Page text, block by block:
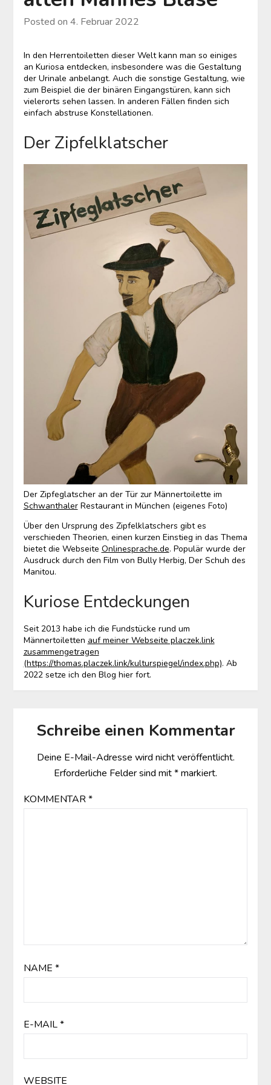
Posted on 4. Februar 2022
In den Herrentoiletten dieser Welt kann man so einiges
an Kuriosa entdecken, insbesondere was die Gestaltung
der Urinale anbelangt. Auch die sonstige Gestaltung, wie
zum Beispiel die der binären Eingangstüren, kann sich
vielerorts sehen lassen. In anderen Fällen finden sich
einfach abstruse Konstellationen.
Der Zipfelklatscher
Der Zipfeglatscher an der Tür zur Männertoilette im
SchwanthalerRestaurant in München (eigenes Foto)
Über den Ursprung des Zipfelklatschers gibt es
verschieden Theorien, einen kurzen Einstieg in das Thema
bietet die Webseite Onlinesprache.de. Populär wurde der
Ausdruck durch den Film von Bully Herbig, Der Schuh des
Manitou.
Kuriose Entdeckungen
Seit 2013 habe ich die Fundstücke rund um
Männertoiletten auf meiner Webseite placzek.link
zusammengetragen
(https://thomas.placzek.link/kulturspiegel/index.php). Ab
2022 setze ich den Blog hier fort.
Schreibe einen Kommentar
Deine E-Mail-Adresse wird nicht veröffentlicht.
Erforderliche Felder sind mit*markiert.
KOMMENTAR*
NAME *
E-MAIL*
WEBSITE